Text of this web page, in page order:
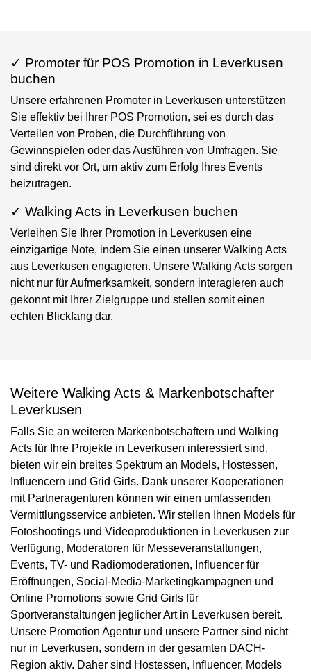
✓ Promoter für POS Promotion in Leverkusen
buchen
Unsere erfahrenen Promoter in Leverkusen unterstützen
Sie effektiv bei Ihrer POS Promotion, sei es durch das
Verteilen von Proben, die Durchführung von
Gewinnspielen oder das Ausführen von Umfragen. Sie
sind direkt vor Ort, um aktiv zum Erfolg Ihres Events
beizutragen.
✓ Walking Acts in Leverkusen buchen
Verleihen Sie Ihrer Promotion in Leverkusen eine
einzigartige Note, indem Sie einen unserer Walking Acts
aus Leverkusen engagieren. Unsere Walking Acts sorgen
nicht nur für Aufmerksamkeit, sondern interagieren auch
gekonnt mit Ihrer Zielgruppe und stellen somit einen
echten Blickfang dar.
Weitere Walking Acts & Markenbotschafter
Leverkusen
Falls Sie an weiteren Markenbotschaftern und Walking
Acts für Ihre Projekte in Leverkusen interessiert sind,
bieten wir ein breites Spektrum an Models, Hostessen,
Influencern und Grid Girls. Dank unserer Kooperationen
mit Partneragenturen können wir einen umfassenden
Vermittlungsservice anbieten. Wir stellen Ihnen Models für
Fotoshootings und Videoproduktionen in Leverkusen zur
Verfügung, Moderatoren für Messeveranstaltungen,
Events, TV- und Radiomoderationen, Influencer für
Eröffnungen, Social-Media-Marketingkampagnen und
Online Promotions sowie Grid Girls für
Sportveranstaltungen jeglicher Art in Leverkusen bereit.
Unsere Promotion Agentur und unsere Partner sind nicht
nur in Leverkusen, sondern in der gesamten DACH-
Region aktiv. Daher sind Hostessen, Influencer, Models